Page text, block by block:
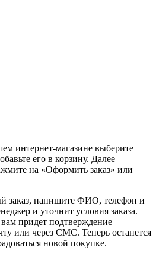
интернет-магазине выберите
его в корзину. Далее
на «Оформить заказ» или
заказ, напишите ФИО, телефон и
и уточнит условия заказа.
вам придет подтверждение
или через СМС. Теперь останется
новой покупке.